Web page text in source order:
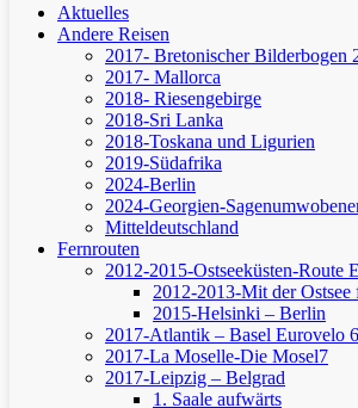
Aktuelles
Andere Reisen
2017- Bretonischer Bilderbogen
2017- Mallorca
2018- Riesengebirge
2018-Sri Lanka
2018-Toskana und Ligurien
2019-Südafrika
2024-Berlin
2024-Georgien-
Mitteldeutschland
Fernrouten
2012-2015-Ostseeküsten-Route
2012-2013-Mit der Ostsee
2015-Helsinki – Berlin
2017-Atlantik – Basel Eurovelo 6
2017-La Moselle-Die Mosel7
2017-Leipzig – Belgrad
1. Saale aufwärts